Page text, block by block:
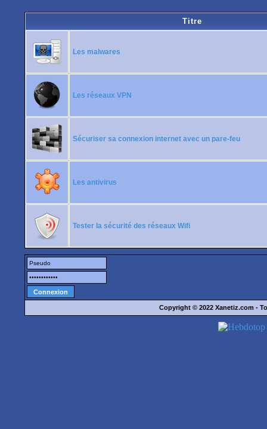
Titre
Les malwares
Les réseaux VPN
Sécuriser sa connexion internet avec un pare-feu
Les antivirus
Tester la sécurité des réseaux Wifi
Copyright © 2022 Xanetiz.com -